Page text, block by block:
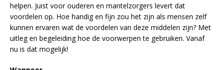
helpen. Juist voor ouderen en mantelzorgers levert dat
voordelen op. Hoe handig en fijn zou het zijn als mensen zelf
kunnen ervaren wat de voordelen van deze middelen zijn? Met
uitleg en begeleiding hoe de voorwerpen te gebruiken. Vanaf
nu is dat mogelijk!